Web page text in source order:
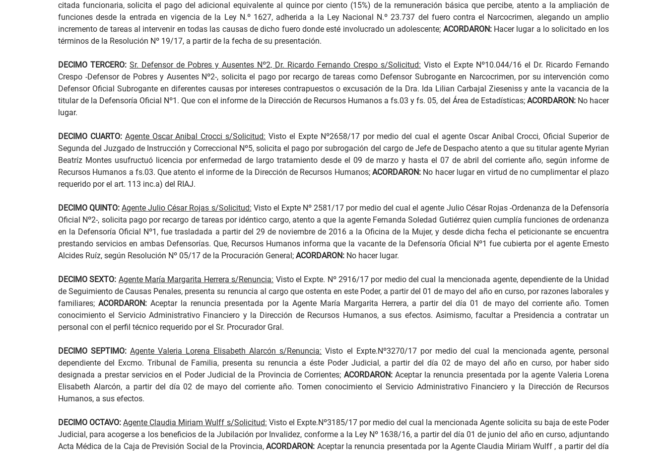
citada funcionaria, solicita el pago del adicional equivalente al quince por ciento (15%) de la remuneración básica que percibe, atento a la ampliación de
funciones desde la entrada en vigencia de la Ley N.º 1627, adherida a la Ley Nacional N.º 23.737 del fuero contra el Narcocrimen, alegando un amplio
incremento de tareas al intervenir en todas las causas de dicho fuero donde esté involucrado un adolescente; ACORDARON:Hacer lugar a lo solicitado en los
términos de la Resolución Nº 19/17, a partir de la fecha de su presentación.
DECIMO TERCERO: Sr. Defensor de Pobres y Ausentes Nº2, Dr. Ricardo Fernando Crespo s/Solicitud: Visto el Expte Nº10.044/16 el Dr. Ricardo Fernando
Crespo -Defensor de Pobres y Ausentes Nº2-, solicita el pago por recargo de tareas como Defensor Subrogante en Narcocrimen, por su intervención como
Defensor Oficial Subrogante en diferentes causas por intereses contrapuestos o excusación de la Dra. Ida Lilian Carbajal Zieseniss y ante la vacancia de la
titular de la Defensoría Oficial Nº1. Que con el informe de la Dirección de Recursos Humanos a fs.03 y fs. 05, del Área de Estadísticas; ACORDARON:No hacer
lugar.
DECIMO CUARTO: Agente Oscar Anibal Crocci s/Solicitud: Visto el Expte Nº2658/17 por medio del cual el agente Oscar Anibal Crocci, Oficial Superior de
Segunda del Juzgado de Instrucción y Correccional Nº5, solicita el pago por subrogación del cargo de Jefe de Despacho atento a que su titular agente Myrian
Beatríz Montes usufructuó licencia por enfermedad de largo tratamiento desde el 09 de marzo y hasta el 07 de abril del corriente año, según informe de
Recursos Humanos a fs.03. Que atento el informe de la Dirección de Recursos Humanos;ACORDARON: No hacer lugar en virtud de no cumplimentar el plazo
requerido por el art. 113 inc.a) del RIAJ.
DECIMO QUINTO: Agente Julio César Rojas s/Solicitud: Visto el Expte Nº 2581/17 por medio del cual el agente Julio César Rojas -Ordenanza de la Defensoría
Oficial Nº2-, solicita pago por recargo de tareas por idéntico cargo, atento a que la agente Fernanda Soledad Gutiérrez quien cumplía funciones de ordenanza
en la Defensoría Oficial Nº1, fue trasladada a partir del 29 de noviembre de 2016 a la Oficina de la Mujer, y desde dicha fecha el peticionante se encuentra
prestando servicios en ambas Defensorías. Que, Recursos Humanos informa que la vacante de la Defensoría Oficial Nº1 fue cubierta por el agente Ernesto
Alcides Ruíz, según Resolución Nº 05/17 de la Procuración General; ACORDARON: No hacer lugar.
DECIMO SEXTO: Agente María Margarita Herrera s/Renuncia: Visto el Expte. Nº 2916/17 por medio del cual la mencionada agente, dependiente de la Unidad
de Seguimiento de Causas Penales, presenta su renuncia al cargo que ostenta en este Poder, a partir del 01 de mayo del año en curso, por razones laborales y
familiares;ACORDARON: Aceptar la renuncia presentada por la Agente María Margarita Herrera, a partir del día 01 de mayo del corriente año. Tomen
conocimiento el Servicio Administrativo Financiero y la Dirección de Recursos Humanos, a sus efectos. Asimismo, facultar a Presidencia a contratar un
personal con el perfil técnico requerido por el Sr. Procurador Gral.
DECIMO SEPTIMO: Agente Valeria Lorena Elisabeth Alarcón s/Renuncia: Visto el Expte.Nº3270/17 por medio del cual la mencionada agente, personal
dependiente del Excmo. Tribunal de Familia, presenta su renuncia a éste Poder Judicial, a partir del día 02 de mayo del año en curso, por haber sido
designada a prestar servicios en el Poder Judicial de la Provincia de Corrientes; ACORDARON:Aceptar la renuncia presentada por la agente Valeria Lorena
Elisabeth Alarcón, a partir del día 02 de mayo del corriente año. Tomen conocimiento el Servicio Administrativo Financiero y la Dirección de Recursos
Humanos, a sus efectos.
DECIMO OCTAVO: Agente Claudia Miriam Wulff s/Solicitud: Visto el Expte.Nº3185/17 por medio del cual la mencionada Agente solicita su baja de este Poder
Judicial, para acogerse a los beneficios de la Jubilación por Invalidez, conforme a la Ley Nº 1638/16, a partir del día 01 de junio del año en curso, adjuntando
Acta Médica de la Caja de Previsión Social de la Provincia,ACORDARON: Aceptar la renuncia presentada por la Agente Claudia Miriam Wulff , a partir del día